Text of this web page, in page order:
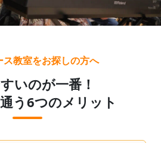
ス教室をお探しの方へ
いのが一番！
う6つのメリット